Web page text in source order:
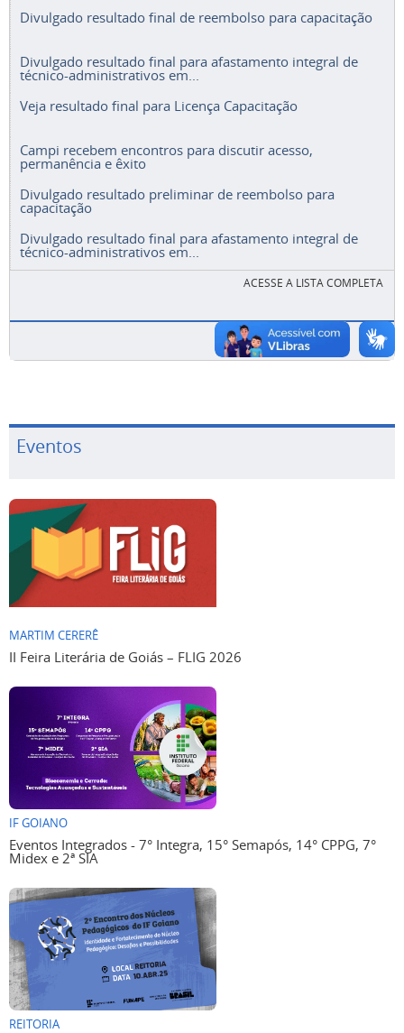
Divulgado resultado final de reembolso para capacitação
Divulgado resultado final para afastamento integral de
técnico-administrativos em...
Veja resultado final para Licença Capacitação
Campi recebem encontros para discutir acesso,
permanência e êxito
Divulgado resultado preliminar de reembolso para
capacitação
Divulgado resultado final para afastamento integral de
técnico-administrativos em...
ACESSE A LISTA COMPLETA
Eventos
MARTIM CERERÊ
II Feira Literária de Goiás – FLIG 2026
IF GOIANO
Eventos Integrados - 7° Integra, 15° Semapós, 14° CPPG, 7°
Midex e 2ª SIA
REITORIA